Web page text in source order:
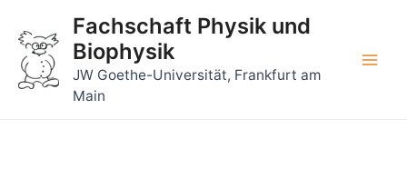
Inhalt
springen
Fachschaft Physik und
Biophysik
JW Goethe-Universität, Frankfurt am
Main